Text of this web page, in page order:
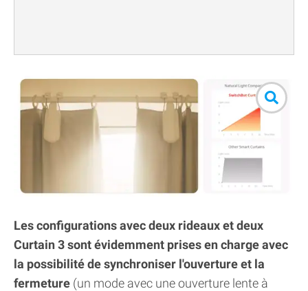
Les configurations avec deux rideaux et deux
Curtain 3 sont évidemment prises en charge avec
la possibilité de synchroniser l'ouverture et la
fermeture (un mode avec une ouverture lente à